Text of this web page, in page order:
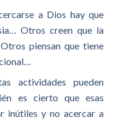
a Dios hay que
Otros creen que la
piensan que tiene
actividades pueden
es cierto que esas
inútiles y no acercar a